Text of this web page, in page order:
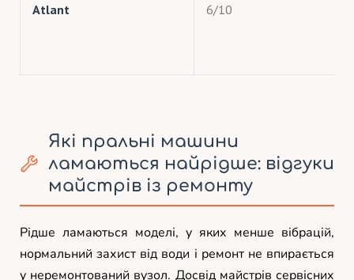
Atlant 6/10
Які пральні машини
ламаються найрідше: відгуки
майстрів із ремонту
Рідше ламаються моделі, у яких менше вібрацій,
нормальний захист від води і ремонт не впирається
у неремонтований вузол. Досвід майстрів сервісних